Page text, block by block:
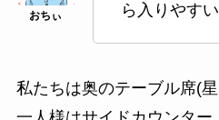
ら入りやす
私たちは奥のテーブル席(